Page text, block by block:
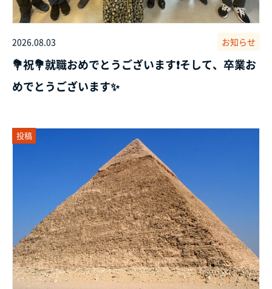
2026.08.03 お知らせ
💐祝💐就職おめでとうございます❗そして、卒業お
めでとうございます✨
投稿